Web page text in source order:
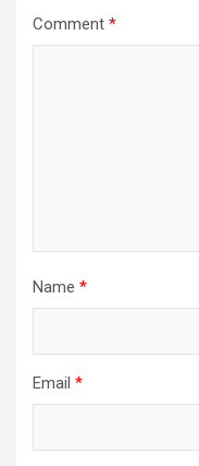
Comment *
Name *
Email *